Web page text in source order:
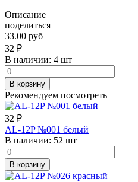
Описание
поделиться
33.00 руб
32 ₽
В наличии: 4 шт
В корзину
Рекомендуем посмотреть
32 ₽
AL-12P №001 белый
В наличии: 52 шт
В корзину